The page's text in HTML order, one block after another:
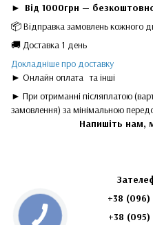
► Від 1000грн —
📦 Відправка замовлень кожного
🚚 Доставка 1 день
Докладніше про доставку
► Онлайн оплата та інші
► При отриманні післяплатою
замовлення) за мінімальною
Напишіть
+38
+38